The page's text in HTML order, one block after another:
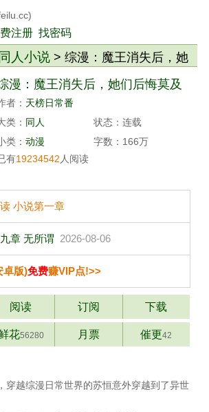
注册 找密码
同人小说 > 综漫：魔王消失后，她
漫：魔王消失后，她们后悔莫及
者： 天榜日常番
类：
同人
状态：连载
类： 动漫
字数：166万
有19234542 人阅读
小说第一章
章 无所谓 2026-08-06
卓版)免费赚VIP点!>>
阅读 订阅 下载
花56280 月票 催更42
漫日常世界的苏恒意外穿越到了异世